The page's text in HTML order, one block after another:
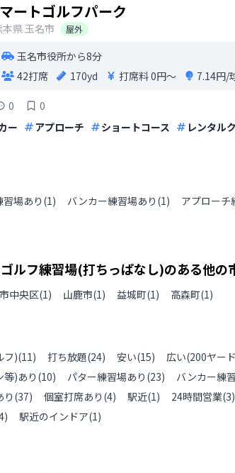
ートゴルフパーク
本県玉名市 屋外
玉名市役所から8分
42打席
170yd 打席料0円〜 7.14円/
0
0
ー アプローチ ショートコース レンタル
場あり (1) バンカー練習場あり (1) アプローチ
ルフ練習場(打ちっぱなし)のある他の
中央区(1) 山鹿市(1) 益城町(1) 高森町(1)
フ)(11) 打ち放題(24) 安い(15) 広い(200ヤー
)あり (10) パター練習場あり (23) バンカー練
り(37) 個室打席あり (4) 駅近(1) 24時間営業(3)
) 駅近のインドア(1)